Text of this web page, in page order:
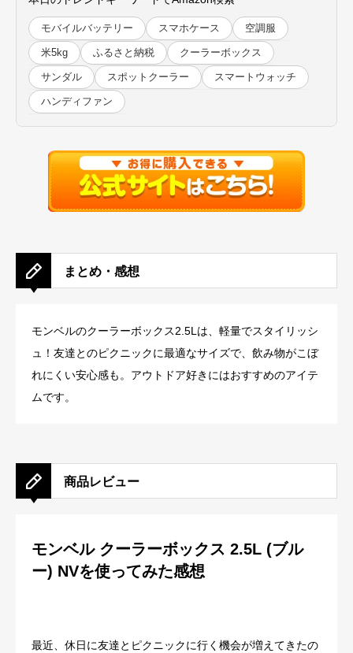
モバイルバッテリー スマホケース 空調服
米5kg ふるさと納税 クーラーボックス
サンダル スポットクーラー スマートウォッチ
ハンディファン
まとめ・感想
モンベルのクーラーボックス2.5Lは、軽量でスタイリッシ
ュ！友達とのピクニックに最適なサイズで、飲み物がこぼ
れにくい安心感も。アウトドア好きにはおすすめのアイテ
ムです。
商品レビュー
モンベル クーラーボックス 2.5L (ブル
ー) NVを使ってみた感想
最近、休日に友達とピクニックに行く機会が増えてきたの